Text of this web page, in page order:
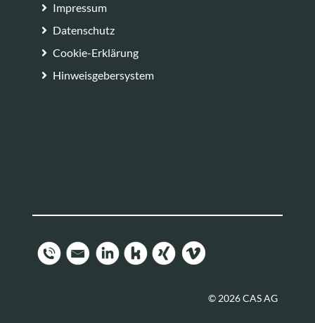
Impressum
Datenschutz
Cookie-Erklärung
Hinweisgebersystem
© 2026 CAS AG